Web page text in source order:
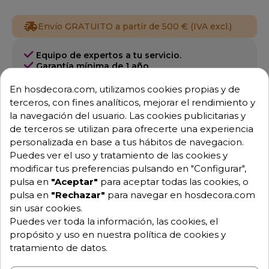
Envío GRATUITO a partir de 500 € (IVA excl.)
Equipo de expertos a tu servicio.
Garantía mínima de 1 año.
Consulta tus dudas con nosotros.
976 25 59 91
info@hosdecora.com
Hablemos
Pide tu presupuesto
En hosdecora.com, utilizamos cookies propias y de
terceros, con fines analíticos, mejorar el rendimiento y
la navegación del usuario. Las cookies publicitarias y
de terceros se utilizan para ofrecerte una experiencia
personalizada en base a tus hábitos de navegacion.
Puedes ver el uso y tratamiento de las cookies y
modificar tus preferencias pulsando en "Configurar",
pulsa en "Aceptar" para aceptar todas las cookies, o
pulsa en "Rechazar" para navegar en hosdecora.com
sin usar cookies.
Puedes ver toda la información, las cookies, el
propósito y uso en nuestra política de cookies y
tratamiento de datos.